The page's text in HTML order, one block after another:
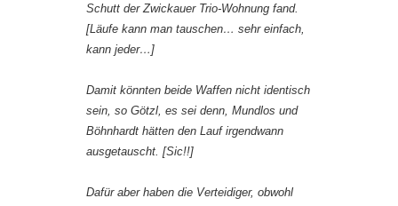
Schutt der Zwickauer Trio-Wohnung fand.
[Läufe kann man tauschen… sehr einfach,
kann jeder…]
Damit könnten beide Waffen nicht identisch
sein, so Götzl, es sei denn, Mundlos und
Böhnhardt hätten den Lauf irgendwann
ausgetauscht. [Sic!!]
Dafür aber haben die Verteidiger, obwohl